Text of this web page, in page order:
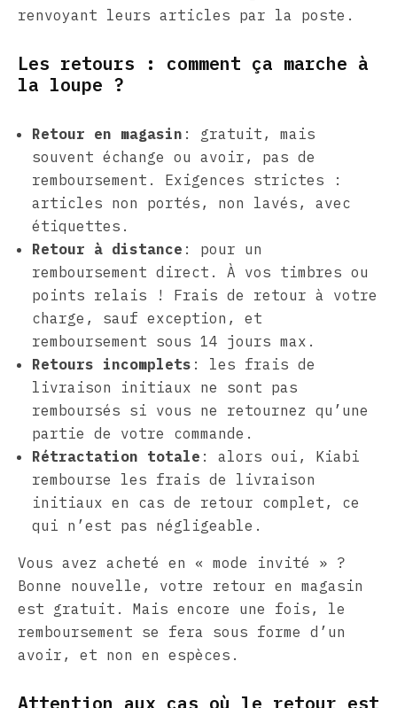
renvoyant leurs articles par la poste.
Les retours : comment ça marche à
la loupe ?
Retour en magasin : gratuit, mais
souvent échange ou avoir, pas de
remboursement. Exigences strictes :
articles non portés, non lavés, avec
étiquettes.
Retour à distance : pour un
remboursement direct. À vos timbres ou
points relais ! Frais de retour à votre
charge, sauf exception, et
remboursement sous 14 jours max.
Retours incomplets : les frais de
livraison initiaux ne sont pas
remboursés si vous ne retournez qu’une
partie de votre commande.
Rétractation totale : alors oui, Kiabi
rembourse les frais de livraison
initiaux en cas de retour complet, ce
qui n’est pas négligeable.
Vous avez acheté en « mode invité » ?
Bonne nouvelle, votre retour en magasin
est gratuit. Mais encore une fois, le
remboursement se fera sous forme d’un
avoir, et non en espèces.
Attention aux cas où le retour est